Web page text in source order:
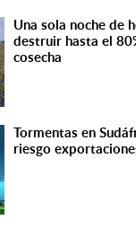
Una sola noche de
destruir hasta el
cosecha
Tormentas en
riesgo